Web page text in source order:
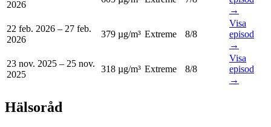
2026
→
22 feb. 2026 – 27 feb.
2026
379 µg/m³ Extreme 8/8
Visa
episod
→
23 nov. 2025 – 25 nov.
2025
318 µg/m³ Extreme 8/8
Visa
episod
→
Hälsoråd